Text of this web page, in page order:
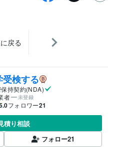
戻る
受検する
持契約(NDA)
者
未登録
フォロワー21
積り相談
フォロー21